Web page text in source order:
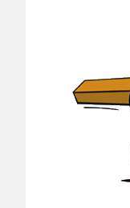
WIR
PARTNER